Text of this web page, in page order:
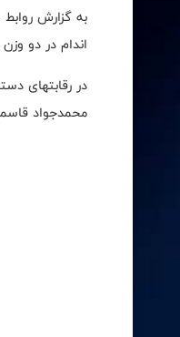
به گزارش
اندام در دو وزن 75- کیلوگرم و 75+ کیلوگرم جوانان آغاز شد و نفرات برتر این اوزان مشخص شدند.
محمدجواد